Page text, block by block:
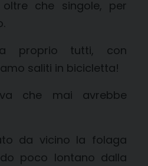
oltre che singole, per
proprio tutti, con
saliti in bicicletta!
che mai avrebbe
da vicino la folaga
poco lontano dalla